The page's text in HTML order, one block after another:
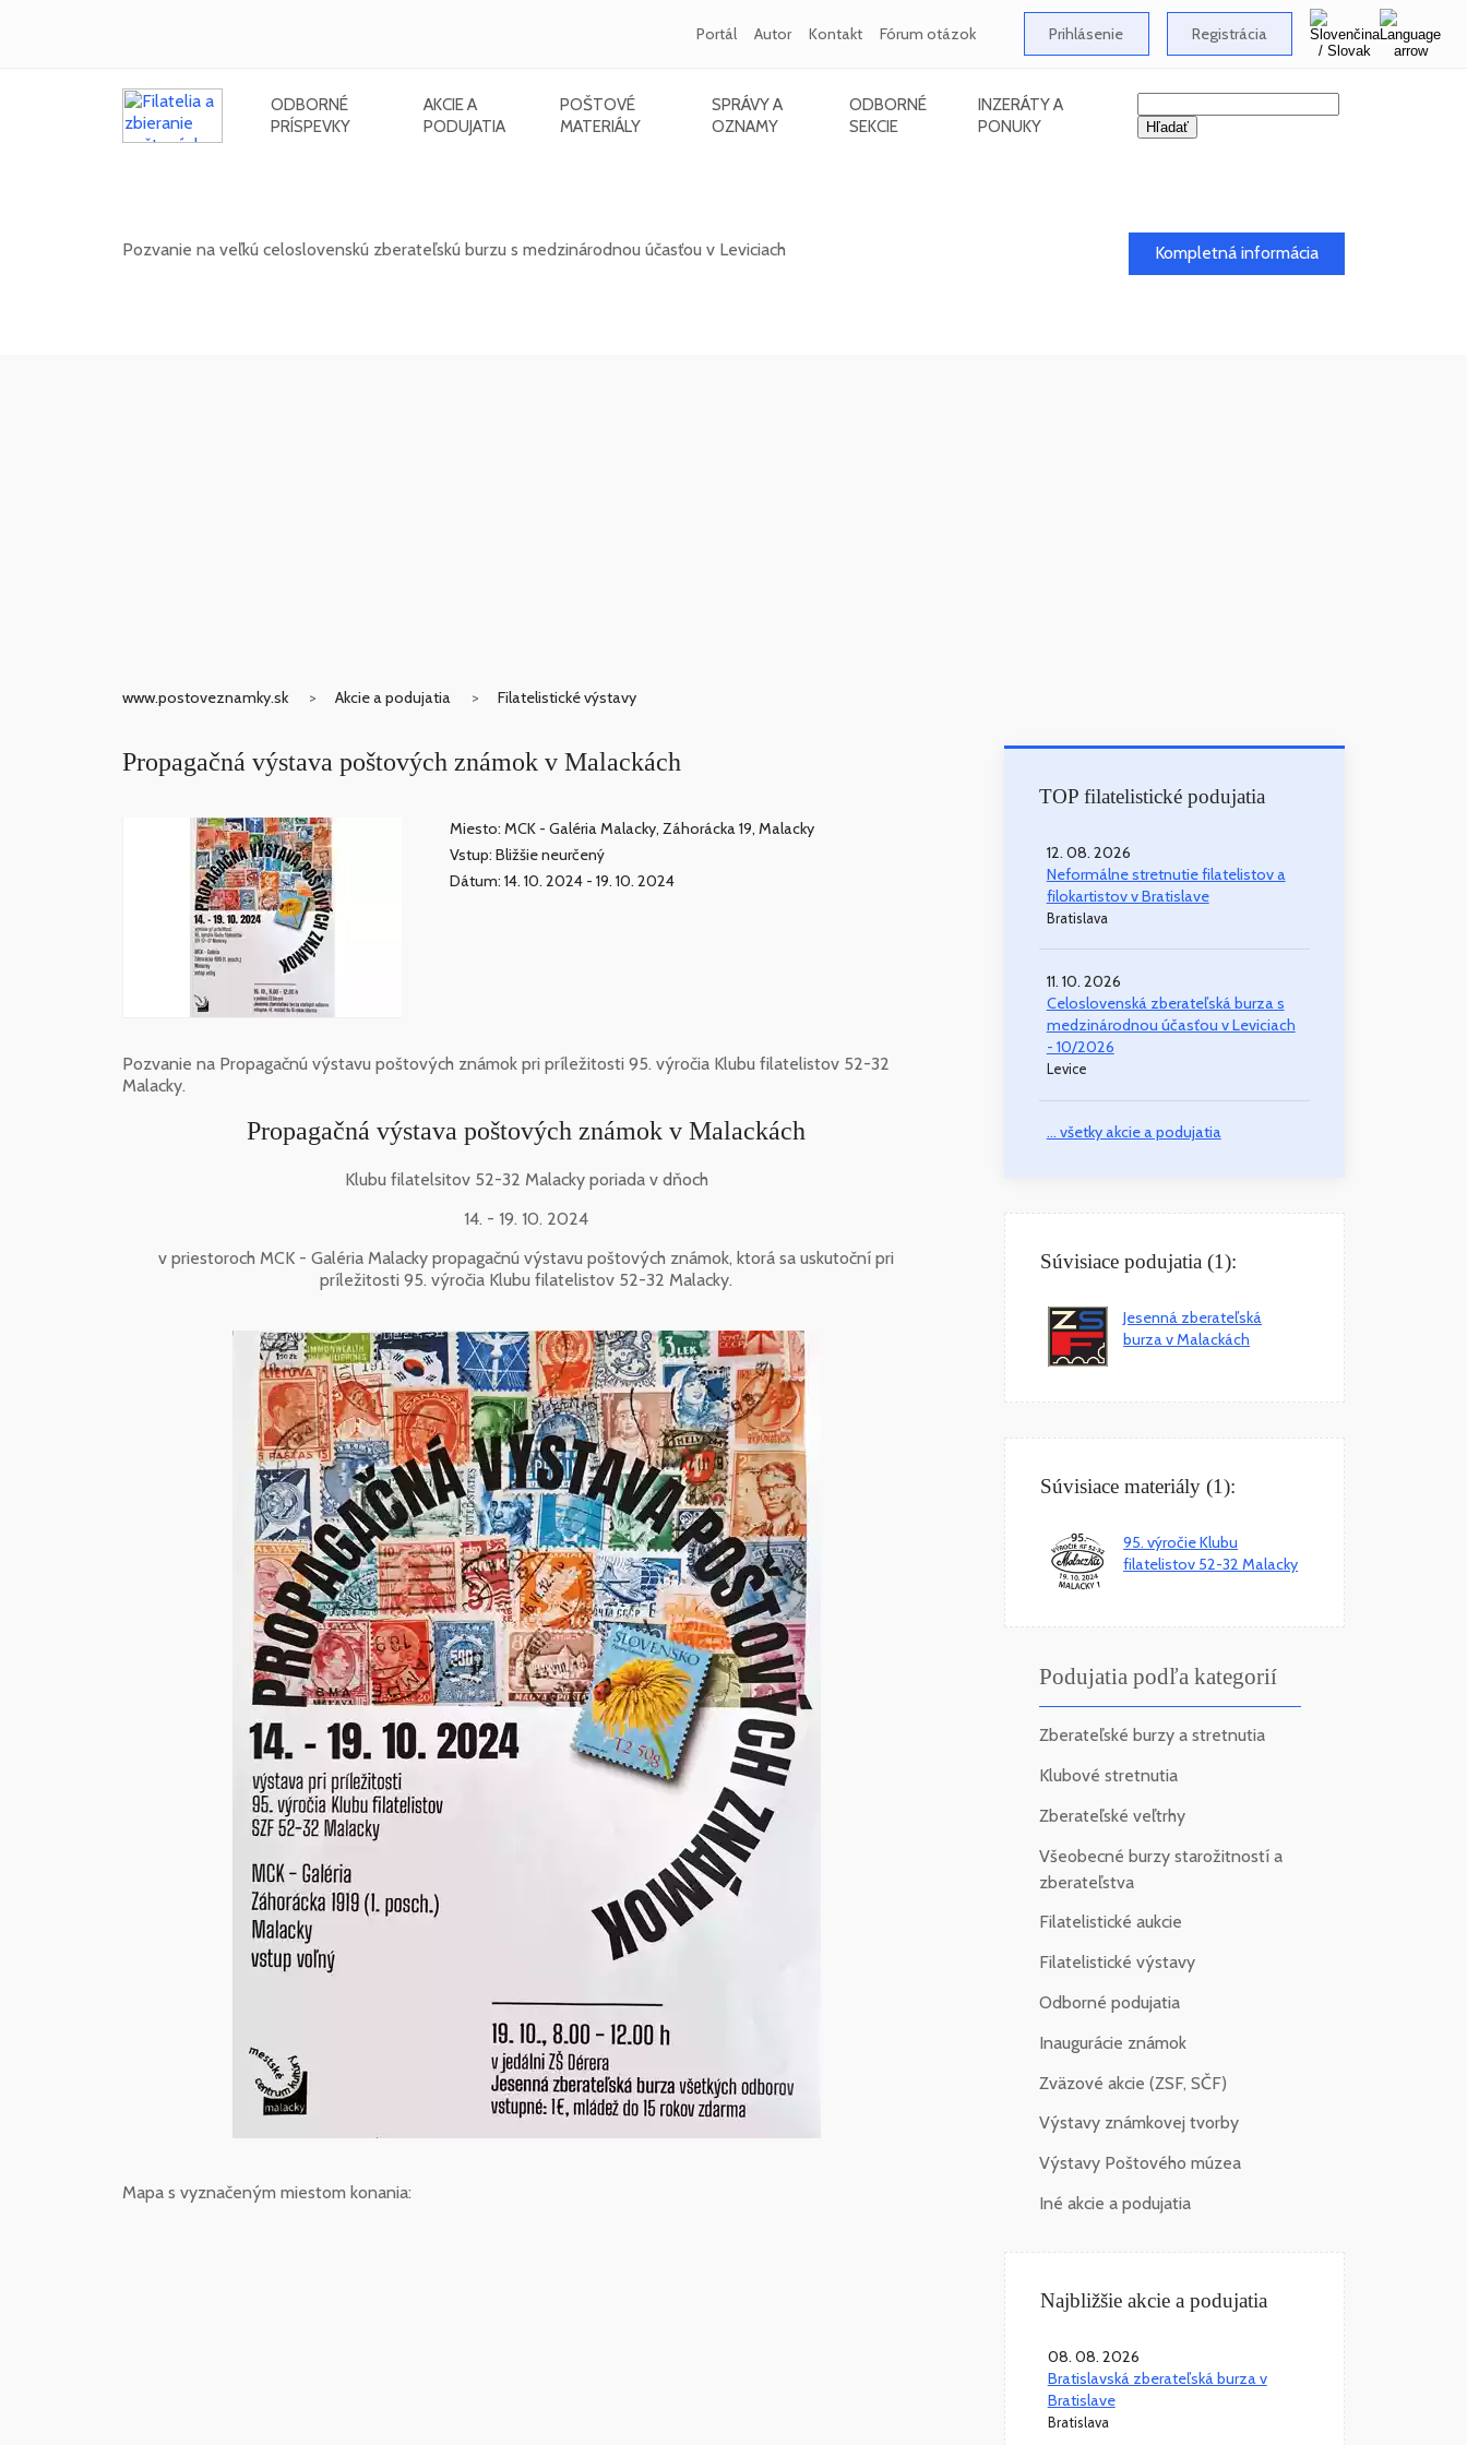
Portál Autor Kontakt Fórum otázok Prihlásenie Registrácia
ODBORNÉ
PRÍSPEVKY
AKCIE A
PODUJATIA
POŠTOVÉ
MATERIÁLY
SPRÁVY A
OZNAMY
ODBORNÉ
SEKCIE
INZERÁTY A
PONUKY
Pozvanie na veľkú celoslovenskú zberateľskú burzu s medzinárodnou účasťou v Leviciach
Kompletná informácia
www.postoveznamky.sk Akcie a podujatia Filatelistické výstavy
Propagačná výstava poštových známok v Malackách
Miesto: MCK - Galéria Malacky, Záhorácka 19, Malacky
Vstup: Bližšie neurčený
Dátum: 14. 10. 2024 - 19. 10. 2024
Pozvanie na Propagačnú výstavu poštových známok pri príležitosti 95. výročia Klubu filatelistov 52-32
Malacky.
Propagačná výstava poštových známok v Malackách
Klubu filatelsitov 52-32 Malacky poriada v dňoch
14. - 19. 10. 2024
v priestoroch MCK - Galéria Malacky propagačnú výstavu poštových známok, ktorá sa uskutoční pri
príležitosti 95. výročia Klubu filatelistov 52-32 Malacky.
Mapa s vyznačeným miestom konania:
TOP filatelistické podujatia
12. 08. 2026
Neformálne stretnutie filatelistov a
filokartistov v Bratislave
Bratislava
11. 10. 2026
Celoslovenská zberateľská burza s
medzinárodnou účasťou v Leviciach
- 10/2026
Levice
... všetky akcie a podujatia
Súvisiace podujatia (1):
Jesenná zberateľská
burza v Malackách
Súvisiace materiály (1):
95. výročie Klubu
filatelistov 52-32 Malacky
Podujatia podľa kategorií
Zberateľské burzy a stretnutia
Klubové stretnutia
Zberateľské veľtrhy
Všeobecné burzy starožitností a
zberateľstva
Filatelistické aukcie
Filatelistické výstavy
Odborné podujatia
Inaugurácie známok
Zväzové akcie (ZSF, SČF)
Výstavy známkovej tvorby
Výstavy Poštového múzea
Iné akcie a podujatia
Najbližšie akcie a podujatia
08. 08. 2026
Bratislavská zberateľská burza v
Bratislave
Bratislava